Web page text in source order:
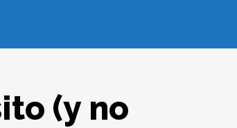
(y no